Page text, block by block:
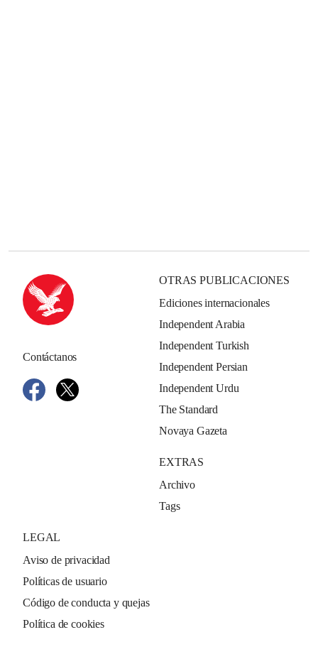
Contáctanos
OTRAS PUBLICACIONES
Ediciones internacionales
Independent Arabia
Independent Turkish
Independent Persian
Independent Urdu
The Standard
Novaya Gazeta
EXTRAS
Archivo
Tags
LEGAL
Aviso de privacidad
Políticas de usuario
Código de conducta y quejas
Política de cookies